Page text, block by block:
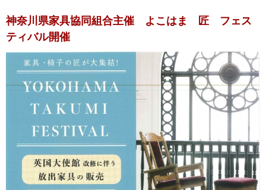
神奈川県家具協同組合主催 よこはま 匠 フェス
ティバル開催